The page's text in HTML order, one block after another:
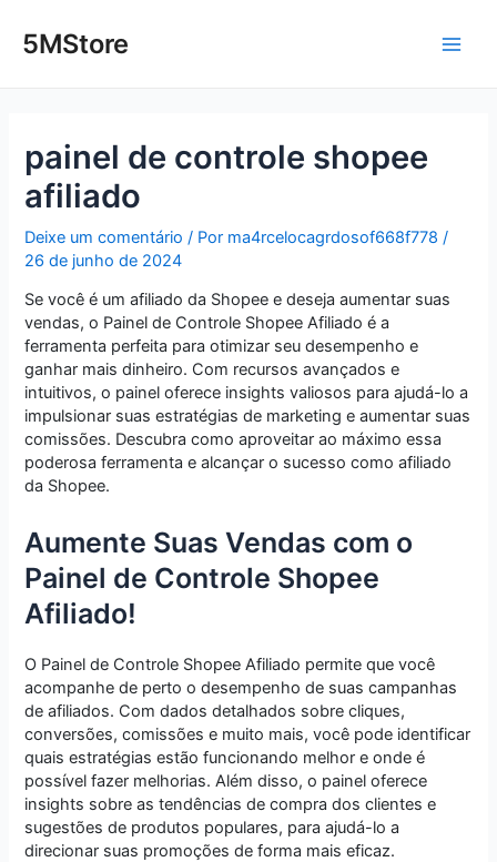
para5MStore
painel de controle shopee
afiliado
Deixe um comentário / Por ma4rcelocagrdosof668f778/
26 de junho de 2024
Se você é um afiliado da Shopee e deseja aumentar suas
vendas, o Painel de Controle Shopee Afiliado é a
ferramenta perfeita para otimizar seu desempenho e
ganhar mais dinheiro. Com recursos avançados e
intuitivos, o painel oferece insights valiosos para ajudá-lo a
impulsionar suas estratégias de marketing e aumentar suas
comissões. Descubra como aproveitar ao máximo essa
poderosa ferramenta e alcançar o sucesso como afiliado
da Shopee.
Aumente Suas Vendas com o
Painel de Controle Shopee
Afiliado!
O Painel de Controle Shopee Afiliado permite que você
acompanhe de perto o desempenho de suas campanhas
de afiliados. Com dados detalhados sobre cliques,
conversões, comissões e muito mais, você pode identificar
quais estratégias estão funcionando melhor e onde é
possível fazer melhorias. Além disso, o painel oferece
insights sobre as tendências de compra dos clientes e
sugestões de produtos populares, para ajudá-lo a
direcionar suas promoções de forma mais eficaz.
navigation